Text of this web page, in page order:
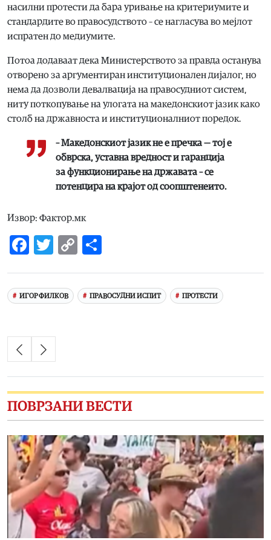
насилни протести да бара уривање на критериумите и
стандардите во правосудството – се нагласува во мејлот
испратен до медиумите.
Потоа додаваат дека Министерството за правда останува
отворено за аргументиран институционален дијалог, но
нема да дозволи девалвација на правосудниот систем,
ниту поткопување на улогата на македонскиот јазик како
столб на државноста и институционалниот поредок.
– Македонскиот јазик не е пречка — тој е
обврска, уставна вредност и гаранција
за функционирање на државата – се
потенцира на крајот од соопштенеито.
Извор: Фактор.мк
Facebook
Twitter
Copy
ИГОР ФИЛКОВ ПРАВОСУДНИ ИСПИТ ПРОТЕСТИ
ПОВРЗАНИ ВЕСТИ